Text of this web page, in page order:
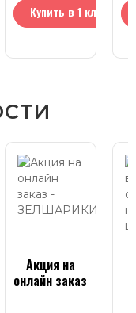
Купить в 1 клик
Акция на
онлайн заказ